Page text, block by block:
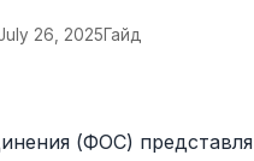
26, 2025Гайд
(ФОС)